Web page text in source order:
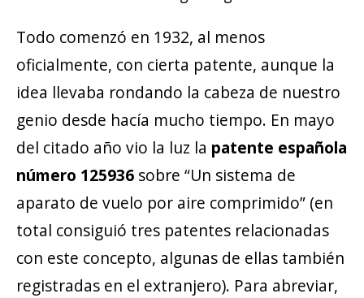
Todo comenzó en 1932, al menos
oficialmente, con cierta patente, aunque la
idea llevaba rondando la cabeza de nuestro
genio desde hacía mucho tiempo. En mayo
del citado año vio la luz la patente española
número 125936 sobre “Un sistema de
aparato de vuelo por aire comprimido” (en
total consiguió tres patentes relacionadas
con este concepto, algunas de ellas también
registradas en el extranjero). Para abreviar,